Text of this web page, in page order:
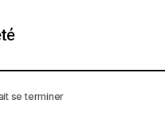
à frapper l’Iran ?
se terminer